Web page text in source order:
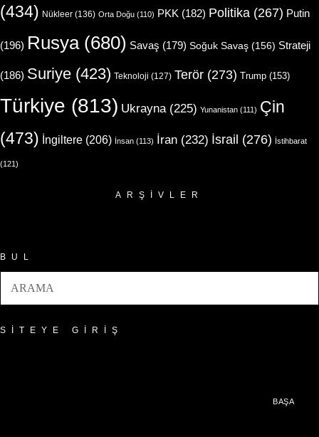
(434) Nükleer (136) Orta Doğu (110) PKK (182) Politika (267) Putin
(196) Rusya(680) Savaş (179) Soğuk Savaş (156) Strateji
(186) Suriye (423) Teknoloji (127) Terör (273) Trump (153)
Türkiye (813) Ukrayna(225) Yunanistan (111) Çin
(473) İngiltere (206) İnsan (113) İran (232) İsrail (276) İstihbarat
(121)
ARŞIVLER
BUL
SITEYE GIRIŞ
BAŞA